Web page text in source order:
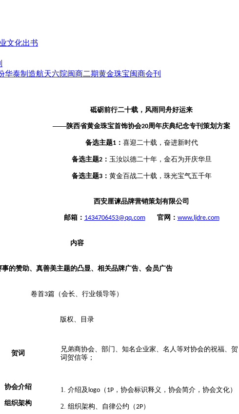
文化出书
华泰制造航天六院闽商二期黄金珠宝闽商会刊
砥砺前行二十载，风雨同舟好运来
——陕西省黄金珠宝首饰协会20周年庆典纪念专刊策划方案
备选主题1： 喜迎二十载，奋进新时代
备选主题2： 玉汝以德二十年，金石为开庆华旦
备选主题3： 黄金百战二十载，珠光宝气五千年
西安厘谏品牌营销策划有限公司
邮箱： 1434706453@qq.com 官网： www.ljdre.com
内容
事的赞助、真善美主题的凸显、相关品牌广告、会员广告
卷首3篇（会长、行业领导等）
版权、目录
贺词
兄弟商协会、部门、知名企业家、名人等对协会的祝福、贺
词贺信等；
协会介绍
组织架构
1. 介绍及 logo （ 1P ，协会标识释义，协会简介，协会文化）
2. 组织架构、自律公约（2P）